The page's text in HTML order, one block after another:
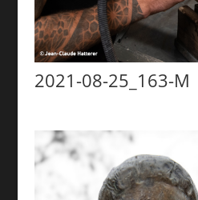
2021-08-25_163-M